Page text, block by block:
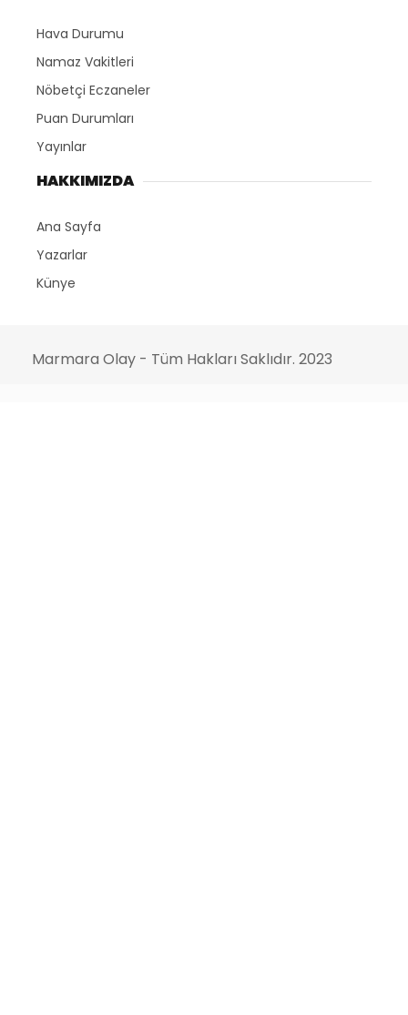
Hava Durumu
Namaz Vakitleri
Nöbetçi Eczaneler
Puan Durumları
Yayınlar
HAKKIMIZDA
Ana Sayfa
Yazarlar
Künye
Marmara Olay - Tüm Hakları Saklıdır. 2023